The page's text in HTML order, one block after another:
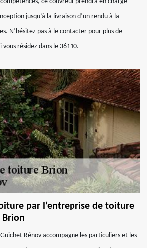
ce couvreur prendra en charge
jusqu’à la livraison d’un rendu à la
N’hésitez pas à le contacter pour plus de
vous résidez dans le 36110.
par l’entreprise de toiture
Brion
Rénov accompagne les particuliers et les